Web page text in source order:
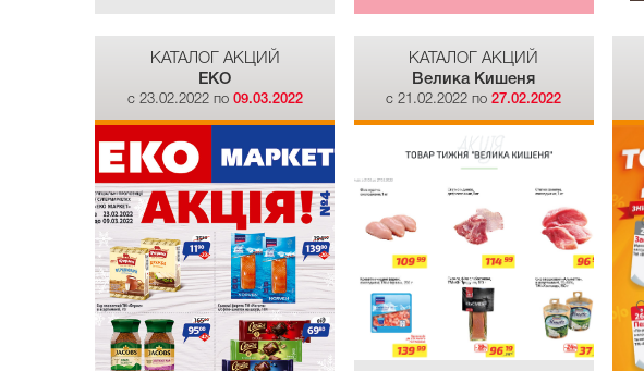
КАТАЛОГ АКЦИЙ
EKO
c 23.02.2022 по 09.03.2022
КАТАЛОГ АКЦИЙ
Велика Кишеня
c 21.02.2022 по 27.02.2022